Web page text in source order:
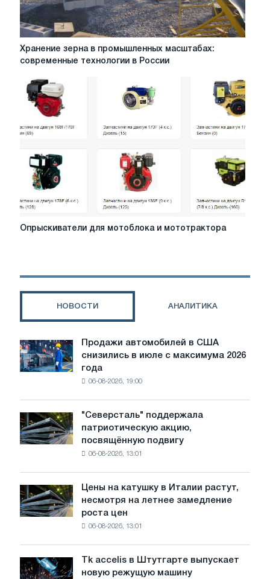
Хранение
зерна
промышленных
масштабах:
современные
технологии
в
Хранение зерна в промышленных масштабах:
современные технологии в России
Опрыскиватели
мототрактора
Опрыскиватели для мотоблока и мототрактора
НОВОСТИ АНАЛИТИКА
Продажи
автомобилей
в
июле
с
года
Продажи автомобилей в США
снизились в июле с максимума 2026
года
06-08-2026, 19:00
"Северсталь"
поддержала
патриотическую
советской
авиации
Великой
Отечественной
войны
"Северсталь" поддержала
патриотическую акцию,
посвящённую подвигу
06-08-2026, 13:01
Цены
на
катушку
несмотря
Цены на катушку в Италии растут,
несмотря на летнее замедление
роста цен
06-08-2026, 13:01
Tk
accelis
Tk accelis в Штутгарте выпускает
новую режущую машину